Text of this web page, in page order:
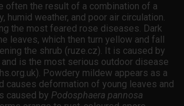
often the result of a combination of a
humid weather, and poor air circulation.
the most feared rose diseases. Dark
leaves, which then turn yellow and fall
the shrub (ruze.cz). It is caused by
and is the most serious outdoor disease
Powdery mildew appears as a
causes deformation of young leaves and
caused by Podosphaera pannosa